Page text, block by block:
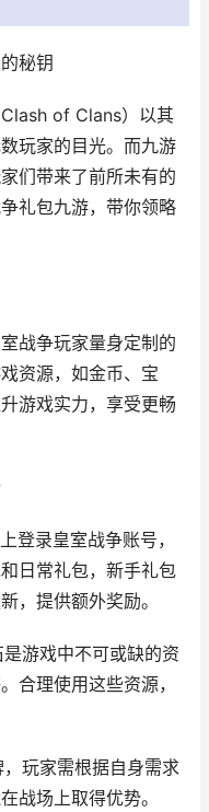
秘钥
of Clans）以其
玩家的目光。而九游
们带来了前所未有的
礼包九游，带你领略
战争玩家量身定制的
资源，如金币、宝
游戏实力，享受更畅
登录皇室战争账号，
日常礼包，新手礼包
，提供额外奖励。
游戏中不可或缺的资
合理使用这些资源，
玩家需根据自身需求
战场上取得优势。